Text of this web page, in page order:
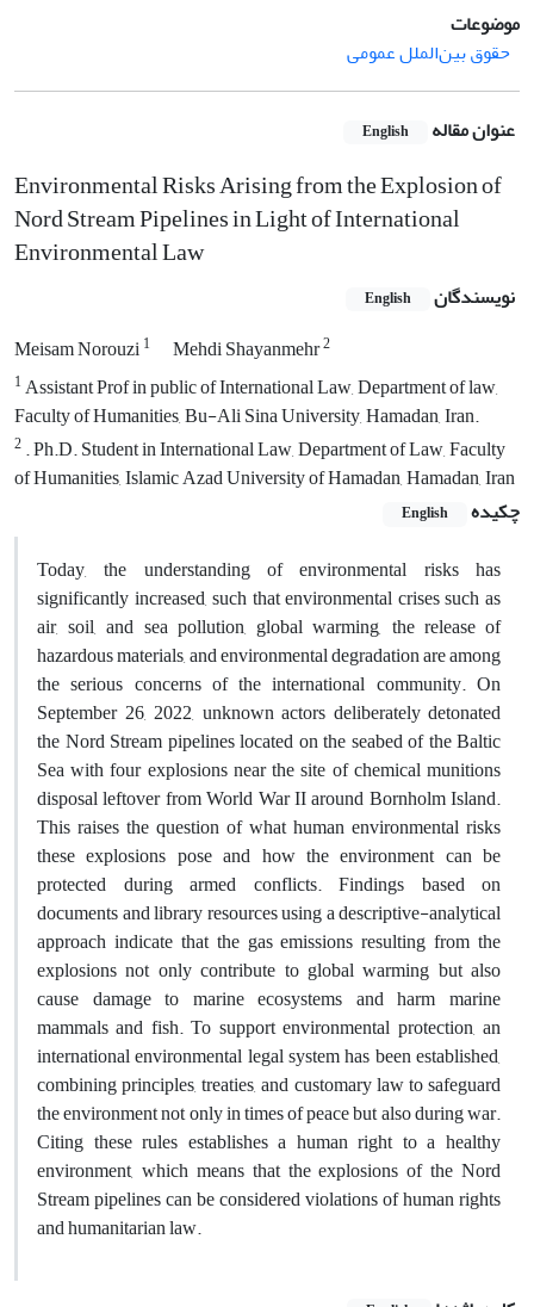
موضوعات
حقوق بین‌الملل عمومی
عنوان مقاله English
Environmental Risks Arising from the Explosion of
Nord Stream Pipelines in Light of International
Environmental Law
نویسندگان English
Meisam Norouzi1 Mehdi Shayanmehr2
1Assistant Prof in public of International Law, Department of law,
Faculty of Humanities, Bu-Ali ‎Sina University, Hamadan, Iran‎.
2‎. Ph.D. Student in International Law, Department of Law, Faculty
of Humanities, Islamic Azad ‎University of Hamadan, Hamadan, Iran‎
چکیده
English
Today, the understanding of environmental risks has
significantly increased, such that environmental crises such as
air, soil, and sea pollution, global warming, the release of
hazardous materials, and environmental degradation are among
the serious concerns of the international community. On
September 26, 2022, unknown actors deliberately detonated
the Nord Stream pipelines located on the seabed of the Baltic
Sea with four explosions near the site of chemical munitions
disposal leftover from World War II around Bornholm Island.
This raises the question of what human environmental risks
these explosions pose and how the environment can be
protected during armed conflicts. Findings based on
documents and library resources using a descriptive-analytical
approach indicate that the gas emissions resulting from the
explosions not only contribute to global warming but also
cause damage to marine ecosystems and harm marine
mammals and fish. To support environmental protection, an
international environmental legal system has been established,
combining principles, treaties, and customary law to safeguard
the environment not only in times of peace but also during war.
Citing these rules establishes a human right to a healthy
environment, which means that the explosions of the Nord
Stream pipelines can be considered violations of human rights
and humanitarian law.